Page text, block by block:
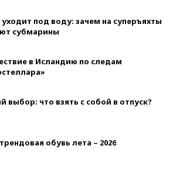
уходит под воду: зачем на суперъяхты
субмарины
в Исландию по следам
выбор: что взять с собой в отпуск?
обувь лета – 2026